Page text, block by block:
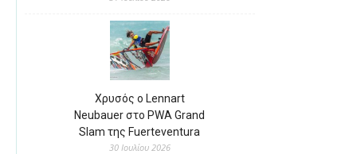
Χρυσός ο Lennart
Neubauer στο PWA Grand
Slam της Fuerteventura
30 Ιουλίου 2026